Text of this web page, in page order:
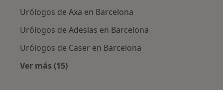
Urólogos de Axa en Barcelona
Urólogos de Adeslas en Barcelona
Urólogos de Caser en Barcelona
Ver más (15)